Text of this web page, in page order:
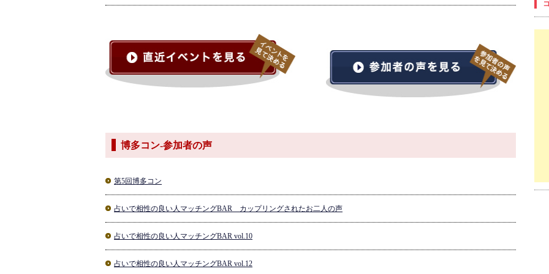
博多コン-参加者の声
第5回博多コン
占いで相性の良い人マッチングBAR カップリングされたお二人の声
占いで相性の良い人マッチングBAR vol.10
占いで相性の良い人マッチングBAR vol.12